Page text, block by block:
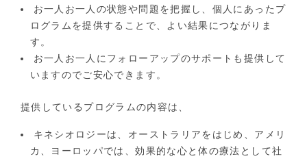
お一人お一人の状態や問題を把握し、個人にあったプ
ログラムを提供することで、よい結果につながりま
す。
お一人お一人にフォローアップのサポートも提供して
いますのでご安心できます。
提供しているプログラムの内容は、
キネシオロジーは、オーストラリアをはじめ、アメリ
カ、ヨーロッパでは、効果的な心と体の療法として社